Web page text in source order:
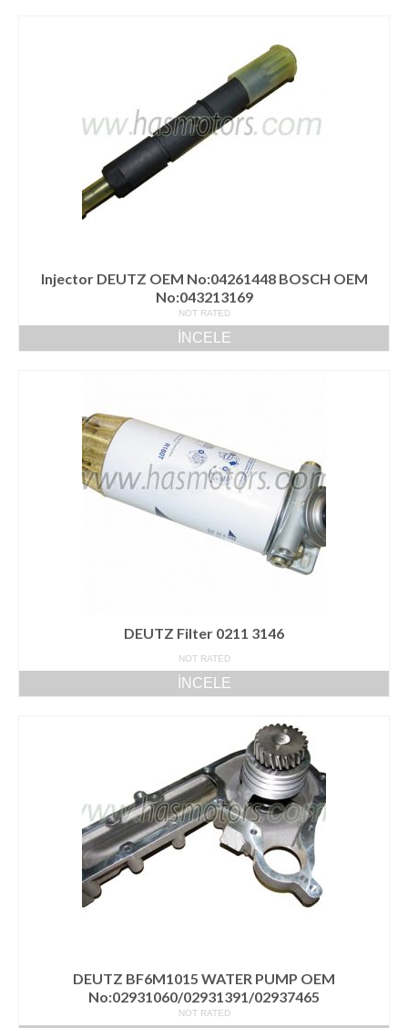
Injector DEUTZ OEM No:04261448 BOSCH OEM
No:043213169
NOT RATED
İNCELE
DEUTZ Filter 0211 3146
NOT RATED
İNCELE
DEUTZ BF6M1015 WATER PUMP OEM
No:02931060/02931391/02937465
NOT RATED